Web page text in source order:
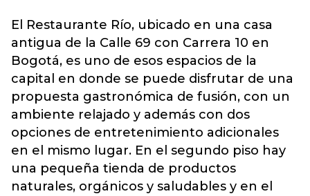
El Restaurante Río, ubicado en una casa
antigua de la Calle 69 con Carrera 10 en
Bogotá, es uno de esos espacios de la
capital en donde se puede disfrutar de una
propuesta gastronómica de fusión, con un
ambiente relajado y además con dos
opciones de entretenimiento adicionales
en el mismo lugar. En el segundo piso hay
una pequeña tienda de productos
naturales, orgánicos y saludables y en el